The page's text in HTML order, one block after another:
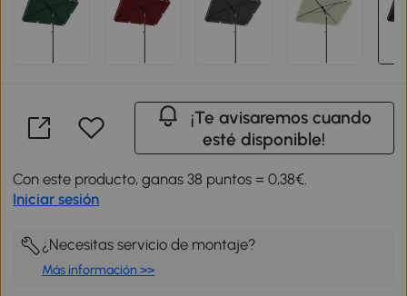
¡Te avisaremos cuando
esté disponible!
Con este producto, ganas 38 puntos = 0,38€.
Iniciar sesión
¿Necesitas servicio de montaje?
Más información >>